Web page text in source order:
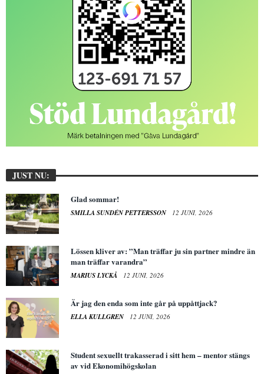
JUST NU:
Glad sommar!
SMILLA SUNDÉN PETTERSSON 12 JUNI, 2026
Lössen kliver av: ”Man träffar ju sin partner mindre än
man träffar varandra”
MARIUS LYCKÅ 12 JUNI, 2026
Är jag den enda som inte går på uppåttjack?
ELLA KULLGREN 12 JUNI, 2026
Student sexuellt trakasserad i sitt hem – mentor stängs
av vid Ekonomihögskolan